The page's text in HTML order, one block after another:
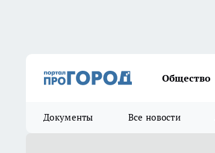
Общество
Документы Все новости